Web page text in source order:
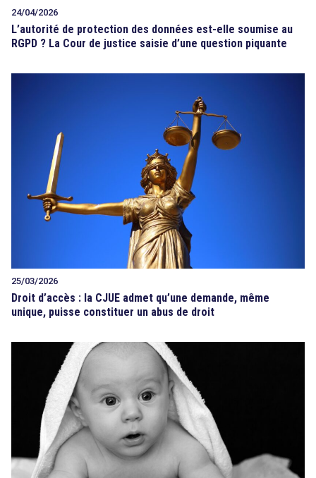
24/04/2026
L’autorité de protection des données est-elle soumise au
RGPD ? La Cour de justice saisie d’une question piquante
25/03/2026
Droit d’accès : la CJUE admet qu’une demande, même
unique, puisse constituer un abus de droit